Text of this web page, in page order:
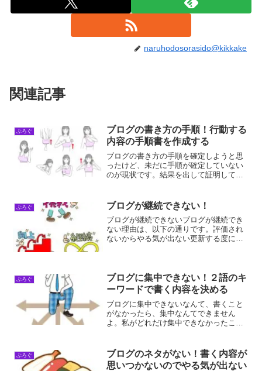
naruhodosorasido@kikkake
関連記事
ぶろぐ
ブログの書き方の手順！行動する
内容の手順書を作成する
ブログの書き方の手順を確定しようと思
ったけど、未だに手順が確定していない
のが現状です。結果を出して証明して見
みせますよ！ブログの書き方の手順書の
作成手順ブログの書き方の...
ぶろぐ ブログが継続できない！
ブログが継続できないブログが継続でき
ない理由は、以下の通りです。評価され
ないからやる気が出ない更新する度にペ
ないからやる気が出ない評...
ぶろぐ
ブログに集中できない！２語のキ
ーワードで書く内容を決める
ブログに集中できないなんて、書くこと
がなかったら、集中なんてできません
よ。私がどれだけ集中できなかったこと
中する理由ブログに集中する理由は、集
中しないと書けないからです...
ぶろぐ
ブログのネタがない！書く内容が
思いつかないのでやる気が出ない